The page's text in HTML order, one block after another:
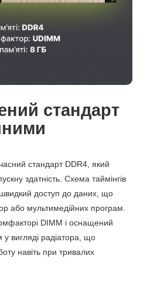
стандарт
стандарт DDR4, який
здатність. Схема таймінгів
доступ до даних, що
або мультимедійних програм.
DIMM і оснащений
вигляді радіатора, що
навіть при тривалих